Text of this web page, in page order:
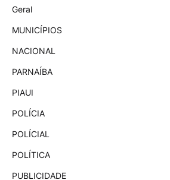
Geral
MUNICÍPIOS
NACIONAL
PARNAÍBA
PIAUI
POLÍCIA
POLÍCIAL
POLÍTICA
PUBLICIDADE